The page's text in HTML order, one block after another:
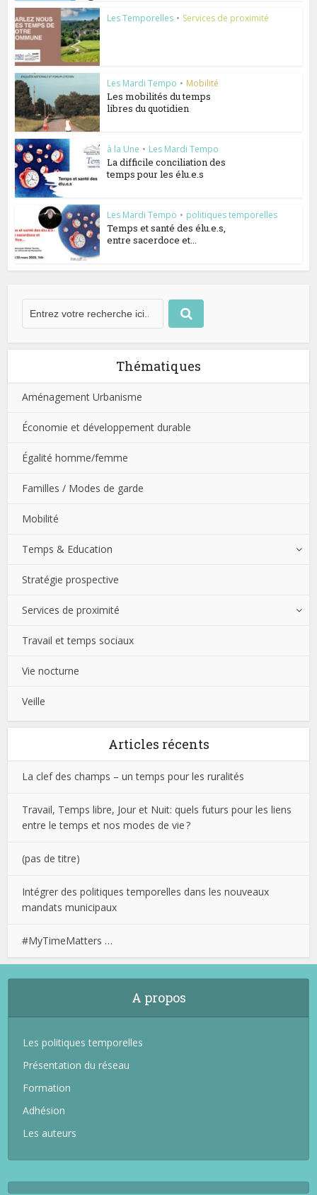
Les Temporelles • Services de proximité
Les Mardi Tempo • Mobilité
Les mobilités du temps
libres du quotidien
à la Une • Les Mardi Tempo
La difficile conciliation des
temps pour les élu.e.s
Les Mardi Tempo • politiques temporelles
Temps et santé des élu.e.s,
entre sacerdoce et...
Thématiques
Aménagement Urbanisme
Économie et développement durable
Égalité homme/femme
Familles / Modes de garde
Mobilité
Temps & Education
Stratégie prospective
Services de proximité
Travail et temps sociaux
Vie nocturne
Veille
Articles récents
La clef des champs – un temps pour les ruralités
Travail, Temps libre, Jour et Nuit: quels futurs pour les liens
entre le temps et nos modes de vie ?
(pas de titre)
Intégrer des politiques temporelles dans les nouveaux
mandats municipaux
#MyTimeMatters …
A propos
Les politiques temporelles
Présentation du réseau
Formation
Adhésion
Les auteurs